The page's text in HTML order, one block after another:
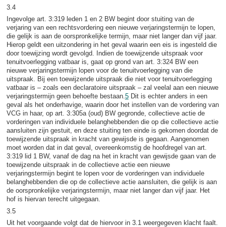
3.4
Ingevolge art. 3:319 leden 1 en 2 BW begint door stuiting van de
verjaring van een rechtsvordering een nieuwe verjaringstermijn te lopen,
die gelijk is aan de oorspronkelijke termijn, maar niet langer dan vijf jaar.
Hierop geldt een uitzondering in het geval waarin een eis is ingesteld die
door toewijzing wordt gevolgd. Indien de toewijzende uitspraak voor
tenuitvoerlegging vatbaar is, gaat op grond van art. 3:324 BW een
nieuwe verjaringstermijn lopen voor de tenuitvoerlegging van die
uitspraak. Bij een toewijzende uitspraak die niet voor tenuitvoerlegging
vatbaar is – zoals een declaratoire uitspraak – zal veelal aan een nieuwe
verjaringstermijn geen behoefte bestaan.5Dit is echter anders in een
geval als het onderhavige, waarin door het instellen van de vordering van
VCG in haar, op art. 3:305a (oud) BW gegronde, collectieve actie de
vorderingen van individuele belanghebbenden die op die collectieve actie
aansluiten zijn gestuit, en deze stuiting ten einde is gekomen doordat de
toewijzende uitspraak in kracht van gewijsde is gegaan. Aangenomen
moet worden dat in dat geval, overeenkomstig de hoofdregel van art.
3:319 lid 1 BW, vanaf de dag na het in kracht van gewijsde gaan van de
toewijzende uitspraak in de collectieve actie een nieuwe
verjaringstermijn begint te lopen voor de vorderingen van individuele
belanghebbenden die op de collectieve actie aansluiten, die gelijk is aan
de oorspronkelijke verjaringstermijn, maar niet langer dan vijf jaar. Het
hof is hiervan terecht uitgegaan.
3.5
Uit het voorgaande volgt dat de hiervoor in 3.1 weergegeven klacht faalt.